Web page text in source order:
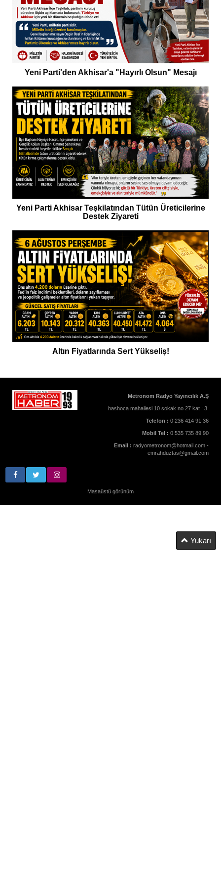
Yeni Parti'den Akhisar'a "Hayırlı Olsun" Mesajı
Yeni Parti Akhisar Teşkilatından Tütün Üreticilerine
Destek Ziyareti
Altın Fiyatlarında Sert Yükseliş!
Metronom Radyo Yayıncılık A.Ş
hashoca mahallesi 10 sokak no 27 kat : 3
Telefon : 0 236 414 91 36
Mobil Tel : 0 535 735 89 90
Email : radyometronom@hotmail.com -
emrahduztas@gmail.com
Masaüstü görünüm
Yukarı